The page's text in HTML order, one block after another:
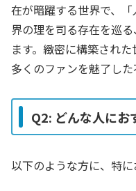
在が暗躍する世界で、
界の理を司る存在を巡
ます。緻密に構築され
多くのファンを魅了した
Q2: どんな人にお
以下のような方に、特に